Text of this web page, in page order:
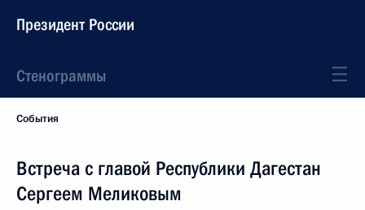
Президент России
Стенограммы
События
Встреча с главой Республики Дагестан
Сергеем Меликовым